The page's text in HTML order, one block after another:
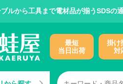
ルから工具まで電材品が揃うSDSの
最短
当日出荷
掛け
対